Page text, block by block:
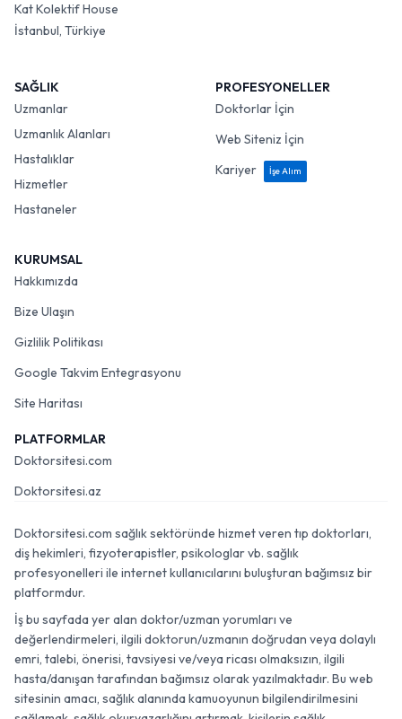
Kat Kolektif House
İstanbul, Türkiye
SAĞLIK
Uzmanlar
Uzmanlık Alanları
Hastalıklar
Hizmetler
Hastaneler
PROFESYONELLER
Doktorlar İçin
Web Siteniz İçin
Kariyer
İşe Alım
KURUMSAL
Hakkımızda
Bize Ulaşın
Gizlilik Politikası
Google Takvim Entegrasyonu
Site Haritası
PLATFORMLAR
Doktorsitesi.com
Doktorsitesi.az
Doktorsitesi.com sağlık sektöründe hizmet veren tıp doktorları,
diş hekimleri, fizyoterapistler, psikologlar vb. sağlık
profesyonelleri ile internet kullanıcılarını buluşturan bağımsız bir
platformdur.
İş bu sayfada yer alan doktor/uzman yorumları ve
değerlendirmeleri, ilgili doktorun/uzmanın doğrudan veya dolaylı
emri, talebi, önerisi, tavsiyesi ve/veya ricası olmaksızın, ilgili
hasta/danışan tarafından bağımsız olarak yazılmaktadır. Bu web
sitesinin amacı, sağlık alanında kamuoyunun bilgilendirilmesini